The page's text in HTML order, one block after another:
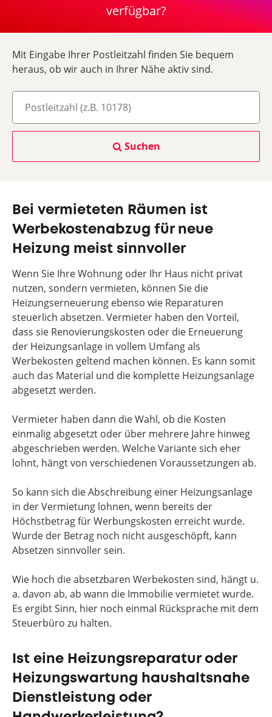
verfügbar?
Mit Eingabe Ihrer Postleitzahl finden Sie bequem
heraus, ob wir auch in Ihrer Nähe aktiv sind.
Suchen
Bei vermieteten Räumen ist
Werbekostenabzug für neue
Heizung meist sinnvoller
Wenn Sie Ihre Wohnung oder Ihr Haus nicht privat
nutzen, sondern vermieten, können Sie die
Heizungserneuerung ebenso wie Reparaturen
steuerlich absetzen. Vermieter haben den Vorteil,
dass sie Renovierungskosten oder die Erneuerung
der Heizungsanlage in vollem Umfang als
Werbekosten geltend machen können. Es kann somit
auch das Material und die komplette Heizungsanlage
abgesetzt werden.
Vermieter haben dann die Wahl, ob die Kosten
einmalig abgesetzt oder über mehrere Jahre hinweg
abgeschrieben werden. Welche Variante sich eher
lohnt, hängt von verschiedenen Voraussetzungen ab.
So kann sich die Abschreibung einer Heizungsanlage
in der Vermietung lohnen, wenn bereits der
Höchstbetrag für Werbungskosten erreicht wurde.
Wurde der Betrag noch nicht ausgeschöpft, kann
Absetzen sinnvoller sein.
Wie hoch die absetzbaren Werbekosten sind, hängt u.
a. davon ab, ab wann die Immobilie vermietet wurde.
Es ergibt Sinn, hier noch einmal Rücksprache mit dem
Steuerbüro zu halten.
Ist eine Heizungsreparatur oder
Heizungswartung haushaltsnahe
Dienstleistung oder